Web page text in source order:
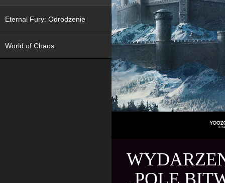
„POLE
Eternal Fury: Odrodzenie
NEW
World of Chaos
NEW